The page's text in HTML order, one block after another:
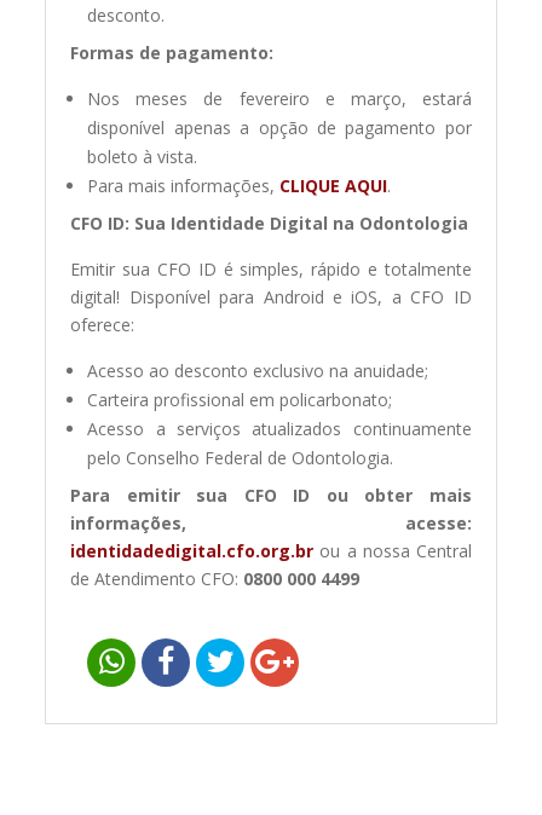
desconto.
Formas de pagamento:
Nos meses de fevereiro e março, estará
disponível apenas a opção de pagamento por
boleto à vista.
Para mais informações, CLIQUE AQUI.
CFO ID: Sua Identidade Digital na Odontologia
Emitir sua CFO ID é simples, rápido e totalmente
digital! Disponível para Android e iOS, a CFO ID
oferece:
Acesso ao desconto exclusivo na anuidade;
Carteira profissional em policarbonato;
Acesso a serviços atualizados continuamente
pelo Conselho Federal de Odontologia.
Para emitir sua CFO ID ou obter mais
informações, acesse:
identidadedigital.cfo.org.br ou a nossa Central
de Atendimento CFO: 0800 000 4499